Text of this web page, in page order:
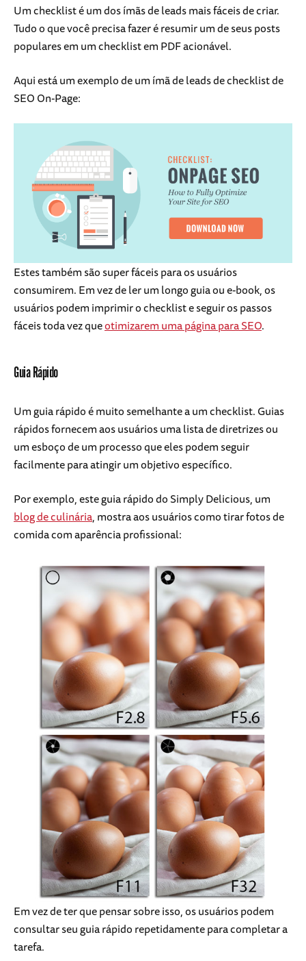
Um checklist é um dos ímãs de leads mais fáceis de criar.
Tudo o que você precisa fazer é resumir um de seus posts
populares em um checklist em PDF acionável.
Aqui está um exemplo de um ímã de leads de checklist de
SEO On-Page:
Estes também são super fáceis para os usuários
consumirem. Em vez de ler um longo guia ou e-book, os
usuários podem imprimir o checklist e seguir os passos
fáceis toda vez queotimizarem uma página para SEO.
Guia Rápido
Um guia rápido é muito semelhante a um checklist. Guias
rápidos fornecem aos usuários uma lista de diretrizes ou
um esboço de um processo que eles podem seguir
facilmente para atingir um objetivo específico.
Por exemplo, este guia rápido do Simply Delicious, um
blog de culinária, mostra aos usuários como tirar fotos de
comida com aparência profissional:
Em vez de ter que pensar sobre isso, os usuários podem
consultar seu guia rápido repetidamente para completar a
tarefa.